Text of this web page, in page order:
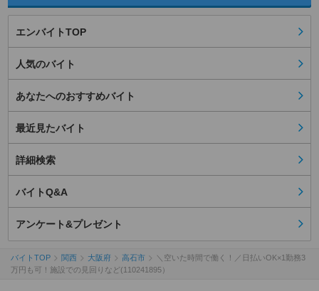
エンバイトTOP
人気のバイト
あなたへのおすすめバイト
最近見たバイト
詳細検索
バイトQ&A
アンケート&プレゼント
バイトTOP 関西 大阪府 高石市
＼空いた時間で働く！／日払いOK×1勤務3
万円も可！施設での見回りなど(110241895）